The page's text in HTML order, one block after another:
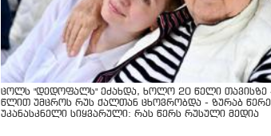
ცოლს "დედოფალს" ეძახდა, ხოლო 20 წელი თავისზე
წლით უმცროს რუს ქალთან ცხოვრობდა - ზურაბ
უკანასკნელი სიყვარული: რას წერს რუსული მედია